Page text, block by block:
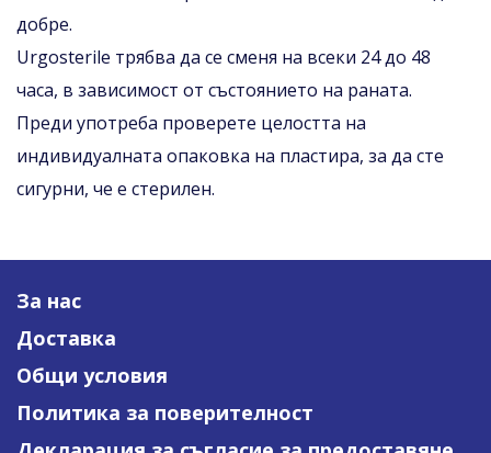
добре.
Urgosterile трябва да се сменя на всеки 24 до 48
часа, в зависимост от състоянието на раната.
Преди употреба проверете целостта на
индивидуалната опаковка на пластира, за да сте
сигурни, че е стерилен.
За нас
Доставка
Общи условия
Политика за поверителност